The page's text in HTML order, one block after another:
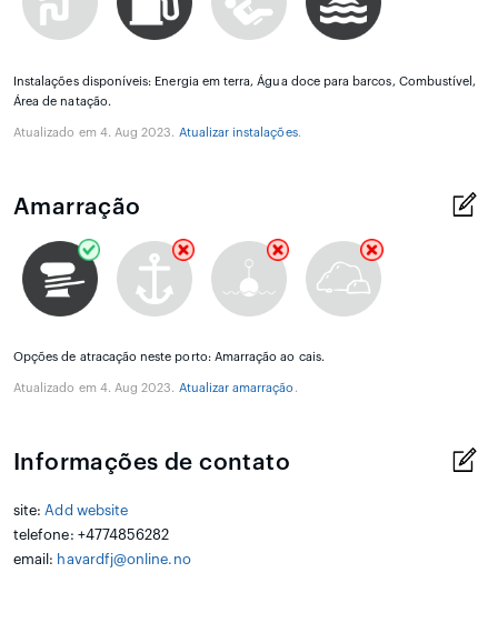
Instalações disponíveis: Energia em terra, Água doce para barcos, Combustível,
Área de natação.
Atualizado em 4. Aug 2023. Atualizar instalações.
Amarração
Opções de atracação neste porto: Amarração ao cais.
Atualizado em 4. Aug 2023. Atualizar amarração .
Informações de contato
site: Add website
telefone: +4774856282
email: havardfj@online.no